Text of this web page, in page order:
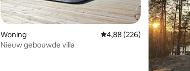
Woning Gemiddelde beoordeling
4,88 (226)
Nieuw gebouwde villa